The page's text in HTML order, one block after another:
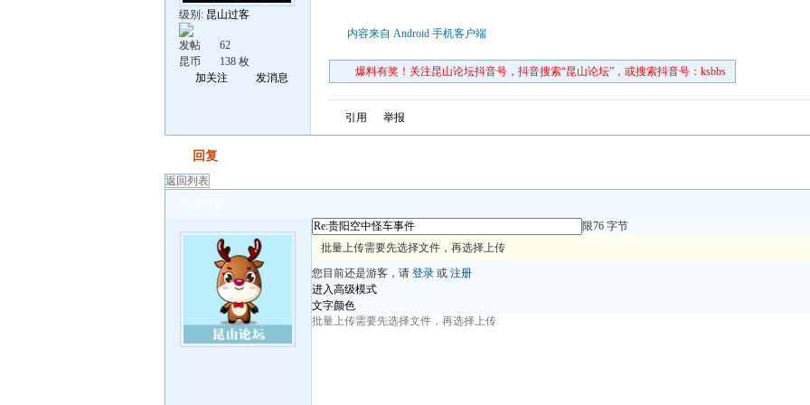
级别: 昆山过客
发帖
62
昆币
138 枚
加关注
发消息
内容来自 Android 手机客户端
爆料有奖！关注昆山论坛抖音号，抖音搜索“昆山论坛”，或搜索抖音号：ksbbs
引用 举报
回复
返回列表
限76 字节
批量上传需要先选择文件，再选择上传
您目前还是游客，请 登录 或 注册
进入高级模式
文字颜色